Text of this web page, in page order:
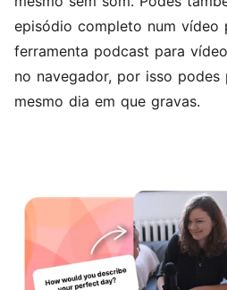
episódio completo num vídeo
ferramenta podcast para vídeo
no navegador, por isso podes
mesmo dia em que gravas.